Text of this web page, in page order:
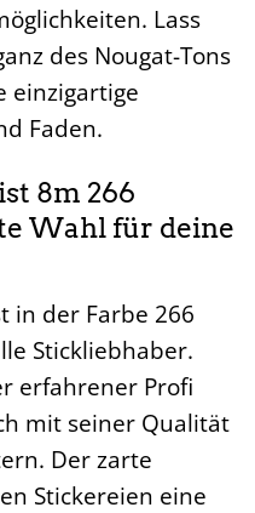
Lass
des Nougat-Tons
einzigartige
Faden.
8m 266
Wahl für deine
in der Farbe 266
Stickliebhaber.
erfahrener Profi
mit seiner Qualität
Der zarte
Stickereien eine